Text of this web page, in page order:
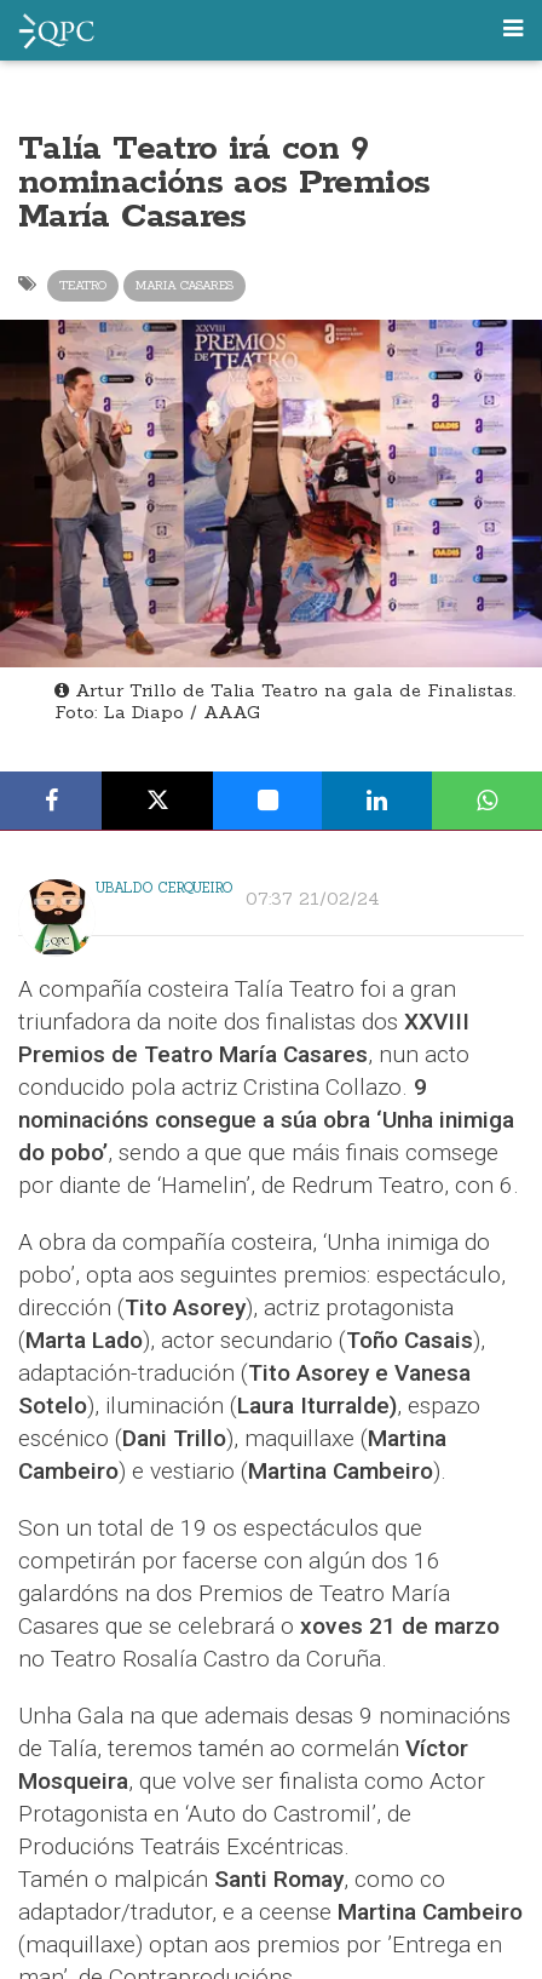
Talía Teatro irá con 9
nominacións aos Premios
María Casares
TEATRO MARIA CASARES
Artur Trillo de Talia Teatro na gala de Finalistas.
Foto: La Diapo / AAAG
UBALDO CERQUEIRO 07:37 21/02/24
A compañía costeira Talía Teatro foi a gran
triunfadora da noite dos finalistas dos XXVIII
Premios de Teatro María Casares, nun acto
conducido pola actriz Cristina Collazo. 9
nominacións consegue a súa obra ‘Unha inimiga
do pobo’, sendo a que que máis finais comsege
por diante de ‘Hamelin’, de Redrum Teatro, con 6.
A obra da compañía costeira, ‘Unha inimiga do
pobo’, opta aos seguintes premios: espectáculo,
dirección (Tito Asorey), actriz protagonista
(Marta Lado), actor secundario (Toño Casais),
adaptación-tradución (Tito Asorey e Vanesa
Sotelo), iluminación (Laura Iturralde), espazo
escénico (Dani Trillo), maquillaxe (Martina
Cambeiro) e vestiario (Martina Cambeiro).
Son un total de 19 os espectáculos que
competirán por facerse con algún dos 16
galardóns na dos Premios de Teatro María
Casares que se celebrará o xoves 21 de marzo
no Teatro Rosalía Castro da Coruña.
Unha Gala na que ademais desas 9 nominacións
de Talía, teremos tamén ao cormelán Víctor
Mosqueira, que volve ser finalista como Actor
Protagonista en ‘Auto do Castromil’, de
Producións Teatráis Excéntricas.
Tamén o malpicán Santi Romay, como co
adaptador/tradutor, e a ceense Martina Cambeiro
(maquillaxe) optan aos premios por ’Entrega en